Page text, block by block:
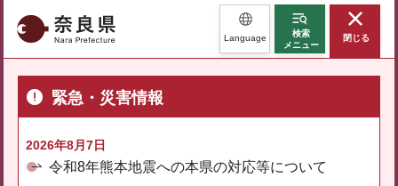
奈良県 Language
検索
メニュー
閉じる
緊急・災害情報
2026年8月7日
令和8年熊本地震への本県の対応等について